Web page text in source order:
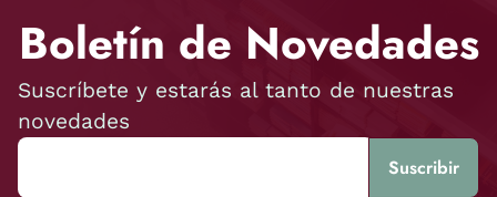
Boletín de Novedades
Suscríbete y estarás al tanto de nuestras
novedades